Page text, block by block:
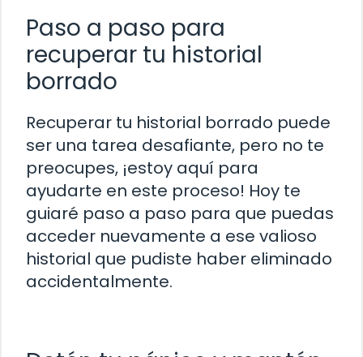
Paso a paso para
recuperar tu historial
borrado
Recuperar tu historial borrado puede
ser una tarea desafiante, pero no te
preocupes, ¡estoy aquí para
ayudarte en este proceso! Hoy te
guiaré paso a paso para que puedas
acceder nuevamente a ese valioso
historial que pudiste haber eliminado
accidentalmente.